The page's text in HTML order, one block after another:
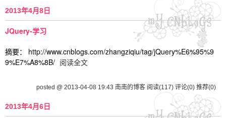
2013年4月8日
JQuery-学习
摘要： http://www.cnblogs.com/zhangziqiu/tag/jQuery%E6%95%9
9%E7%A8%8B/ 阅读全文
posted @ 2013-04-08 19:43 南南的博客 阅读(117) 评论(0) 推荐(0)
2013年4月6日